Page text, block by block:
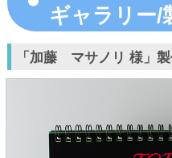
ギャラリー/
「加藤 マサノリ 様」